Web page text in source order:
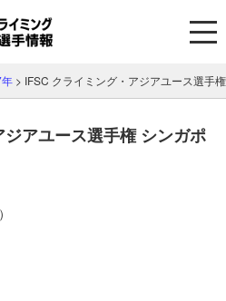
> IFSC クライミング・アジアユース選手
アユース選手権 シンガポ